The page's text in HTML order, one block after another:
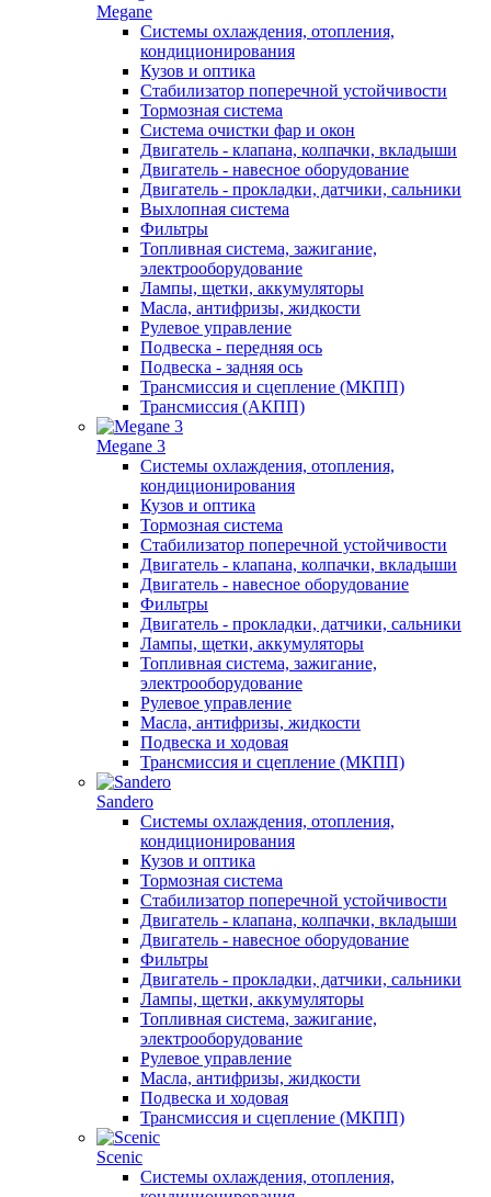
Megane
Системы охлаждения, отопления,
кондиционирования
Кузов и оптика
Стабилизатор поперечной устойчивости
Тормозная система
Система очистки фар и окон
Двигатель - клапана, колпачки, вкладыши
Двигатель - навесное оборудование
Двигатель - прокладки, датчики, сальники
Выхлопная система
Фильтры
Топливная система, зажигание,
электрооборудование
Лампы, щетки, аккумуляторы
Масла, антифризы, жидкости
Рулевое управление
Подвеска - передняя ось
Подвеска - задняя ось
Трансмиссия и сцепление (МКПП)
Трансмиссия (АКПП)
Megane 3
Системы охлаждения, отопления,
кондиционирования
Кузов и оптика
Тормозная система
Стабилизатор поперечной устойчивости
Двигатель - клапана, колпачки, вкладыши
Двигатель - навесное оборудование
Фильтры
Двигатель - прокладки, датчики, сальники
Лампы, щетки, аккумуляторы
Топливная система, зажигание,
электрооборудование
Рулевое управление
Масла, антифризы, жидкости
Подвеска и ходовая
Трансмиссия и сцепление (МКПП)
Sandero
Системы охлаждения, отопления,
кондиционирования
Кузов и оптика
Тормозная система
Стабилизатор поперечной устойчивости
Двигатель - клапана, колпачки, вкладыши
Двигатель - навесное оборудование
Фильтры
Двигатель - прокладки, датчики, сальники
Лампы, щетки, аккумуляторы
Топливная система, зажигание,
электрооборудование
Рулевое управление
Масла, антифризы, жидкости
Подвеска и ходовая
Трансмиссия и сцепление (МКПП)
Scenic
Системы охлаждения, отопления,